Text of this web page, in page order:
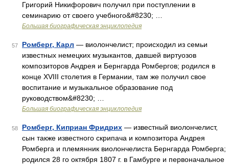
Григорий Никифорович получил при поступлении в
семинарию от своего учебного&#8230; …
Большая биографическая энциклопедия
57 Ромберг, Карл — виолончелист; происходил из семьи
известных немецких музыкантов, давшей виртуозов
композиторов Андрея и Бернгарда Ромбергов; родился в
конце ХVIIІ столетия в Германии, там же получил свое
воспитание и музыкальное образование под
руководством&#8230; …
Большая биографическая энциклопедия
58 Ромберг, Киприан Фридрих — известный виолончелист,
сын также известного скрипача и композитора Андрея
Ромберга и племянник виолончелиста Бернгарда Ромберга;
родился 28 го октября 1807 г. в Гамбурге и первоначальное